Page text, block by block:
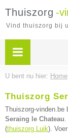
Thuiszorg -
Vind thuiszorg bij
U bent nu hier: Home
Thuiszorg
Thuiszorg-vinden.be
Seraing le Chateau.
(thuiszorg Luik).